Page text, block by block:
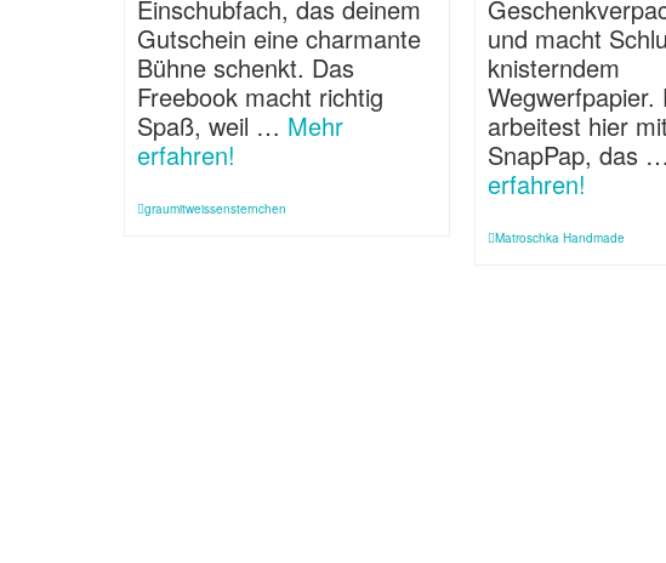
Einschubfach, das deinem
Gutschein eine charmante
Bühne schenkt. Das
Freebook macht richtig
Spaß, weil … Mehr
erfahren!
graumitweissensternchen
und macht
knisterndem
Wegwerfpapier.
arbeitest hier
SnapPap, das …
erfahren!
Matroschka Handmade